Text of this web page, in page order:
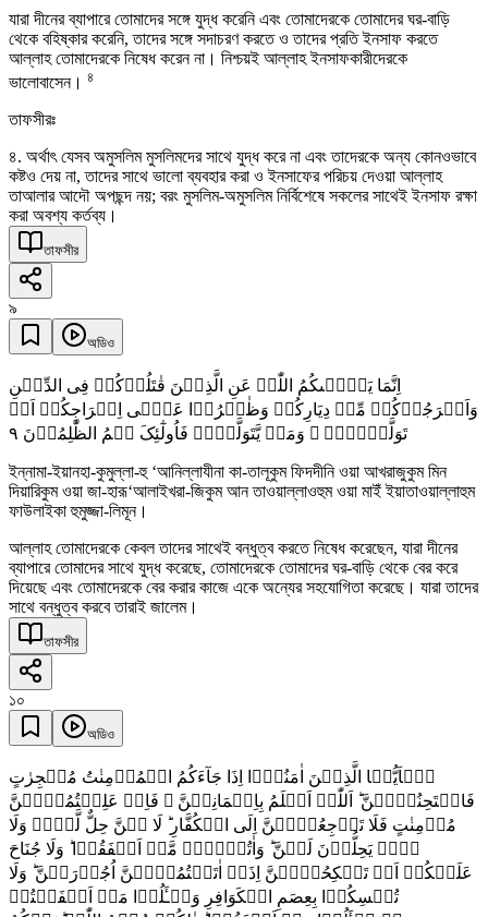
যারা দীনের ব্যাপারে তোমাদের সঙ্গে যুদ্ধ করেনি এবং তোমাদেরকে তোমাদের ঘর-বাড়ি
থেকে বহিষ্কার করেনি, তাদের সঙ্গে সদাচরণ করতে ও তাদের প্রতি ইনসাফ করতে
আল্লাহ তোমাদেরকে নিষেধ করেন না। নিশ্চয়ই আল্লাহ ইনসাফকারীদেরকে
ভালোবাসেন। ৪
তাফসীরঃ
৪. অর্থাৎ যেসব অমুসলিম মুসলিমদের সাথে যুদ্ধ করে না এবং তাদেরকে অন্য কোনওভাবে
কষ্টও দেয় না, তাদের সাথে ভালো ব্যবহার করা ও ইনসাফের পরিচয় দেওয়া আল্লাহ
তাআলার আদৌ অপছন্দ নয়; বরং মুসলিম-অমুসলিম নির্বিশেষে সকলের সাথেই ইনসাফ রক্ষা
করা অবশ্য কর্তব্য।
তাফসীর
৯
অডিও
اِنَّمَا یَنۡہٰىکُمُ اللّٰہُ عَنِ الَّذِیۡنَ قٰتَلُوۡکُمۡ فِی الدِّیۡنِ
وَاَخۡرَجُوۡکُمۡ مِّنۡ دِیَارِکُمۡ وَظٰہَرُوۡا عَلٰۤی اِخۡرَاجِکُمۡ اَنۡ
تَوَلَّوۡہُمۡ ۚ وَمَنۡ یَّتَوَلَّہُمۡ فَاُولٰٓئِکَ ہُمُ الظّٰلِمُوۡنَ ٩
ইন্নামা-ইয়ানহা-কুমুল্লা-হু ‘আনিল্লাযীনা কা-তালূকুম ফিদদীনি ওয়া আখরাজুকুম মিন
দিয়ারিকুম ওয়া জা-হারূ‘আলাইখরা-জিকুম আন তাওয়াল্লাওহুম ওয়া মাইঁ ইয়াতাওয়াল্লাহুম
ফাউলাইকা হুমুজ্জা-লিমূন।
আল্লাহ তোমাদেরকে কেবল তাদের সাথেই বন্ধুত্ব করতে নিষেধ করেছেন, যারা দীনের
ব্যাপারে তোমাদের সাথে যুদ্ধ করেছে, তোমাদেরকে তোমাদের ঘর-বাড়ি থেকে বের করে
দিয়েছে এবং তোমাদেরকে বের করার কাজে একে অন্যের সহযোগিতা করেছে। যারা তাদের
সাথে বন্ধুত্ব করবে তারাই জালেম।
তাফসীর
১০
অডিও
یٰۤاَیُّہَا الَّذِیۡنَ اٰمَنُوۡۤا اِذَا جَآءَکُمُ الۡمُؤۡمِنٰتُ مُہٰجِرٰتٍ
فَامۡتَحِنُوۡہُنَّ ؕ اَللّٰہُ اَعۡلَمُ بِاِیۡمَانِہِنَّ ۚ فَاِنۡ عَلِمۡتُمُوۡہُنَّ
مُؤۡمِنٰتٍ فَلَا تَرۡجِعُوۡہُنَّ اِلَی الۡکُفَّارِ ؕ لَا ہُنَّ حِلٌّ لَّہُمۡ وَلَا
ہُمۡ یَحِلُّوۡنَ لَہُنَّ ؕ وَاٰتُوۡہُمۡ مَّاۤ اَنۡفَقُوۡا ؕ وَلَا جُنَاحَ
عَلَیۡکُمۡ اَنۡ تَنۡکِحُوۡہُنَّ اِذَاۤ اٰتَیۡتُمُوۡہُنَّ اُجُوۡرَہُنَّ ؕ وَلَا
تُمۡسِکُوۡا بِعِصَمِ الۡکَوَافِرِ وَسۡـَٔلُوۡا مَاۤ اَنۡفَقۡتُمۡ